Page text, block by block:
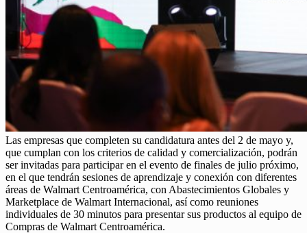
Las empresas que completen su candidatura antes del 2 de mayo y,
que cumplan con los criterios de calidad y comercialización, podrán
ser invitadas para participar en el evento de finales de julio próximo,
en el que tendrán sesiones de aprendizaje y conexión con diferentes
áreas de Walmart Centroamérica, con Abastecimientos Globales y
Marketplace de Walmart Internacional, así como reuniones
individuales de 30 minutos para presentar sus productos al equipo de
Compras de Walmart Centroamérica.